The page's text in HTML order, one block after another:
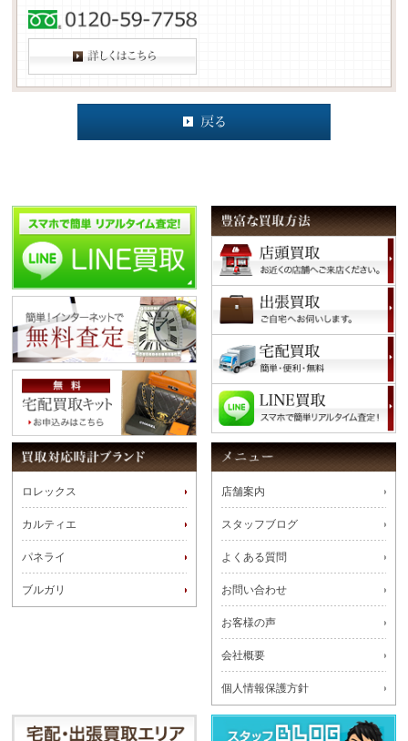
ロレックス
カルティエ
パネライ
ブルガリ
店舗案内
スタッフブログ
よくある質問
お問い合わせ
お客様の声
会社概要
個人情報保護方針